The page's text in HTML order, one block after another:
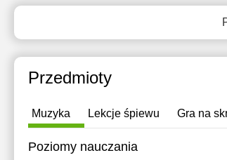
Przedmioty
Muzyka Lekcje śpiewu Gra na
Poziomy nauczania
dostępnych
dostępnych